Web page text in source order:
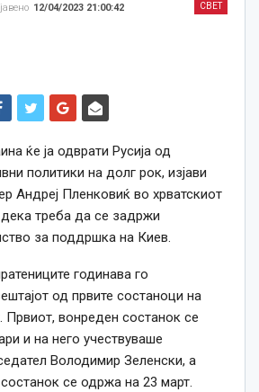
СВЕТ
12/04/2023 21:00:42
ќе ја одврати Русија од
политики на долг рок, изјави
Андреј Пленковиќ во хрватскиот
треба да се задржи
за поддршка на Киев.
годинава го
од првите состаноци на
Првиот, вонреден состанок се
и на него учествуваше
Володимир Зеленски, а
се одржа на 23 март.